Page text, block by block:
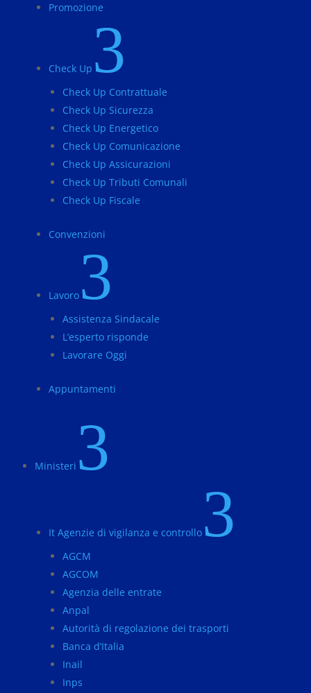
Promozione
Check Up 3
Check Up Contrattuale
Check Up Sicurezza
Check Up Energetico
Check Up Comunicazione
Check Up Assicurazioni
Check Up Tributi Comunali
Check Up Fiscale
Convenzioni
Lavoro 3
Assistenza Sindacale
L’esperto risponde
Lavorare Oggi
Appuntamenti
Ministeri 3
It Agenzie di vigilanza e controllo 3
AGCM
AGCOM
Agenzia delle entrate
Anpal
Autorità di regolazione dei trasporti
Banca d’Italia
Inail
Inps